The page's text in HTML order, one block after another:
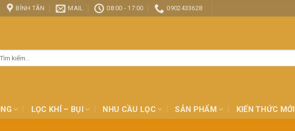
BÌNH TÂN MAIL 08:00 - 17:00 0902433628
LỌC KHÍ – BỤI NHU CẦU LỌC SẢN PHẨM KIẾN THỨC MỚI